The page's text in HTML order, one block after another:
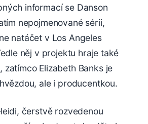
informací se Danson
nepojmenované sérii,
natáčet v Los Angeles
něj v projektu hraje také
zatímco Elizabeth Banks je
ale i producentkou.
čerstvě rozvedenou